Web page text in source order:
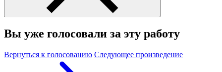
Вы уже голосовали за эту работу
Вернуться к голосованию Следующее произведение